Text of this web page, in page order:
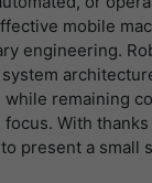
mobile
engineering.
remaining
With
present a small